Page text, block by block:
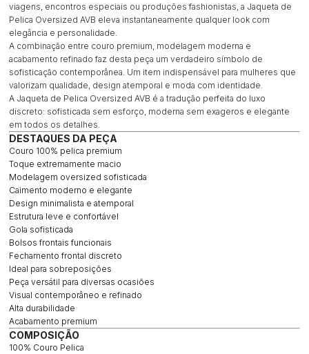
viagens, encontros especiais ou produções fashionistas, a Jaqueta de
Pelica Oversized AVB eleva instantaneamente qualquer look com
elegância e personalidade.
A combinação entre couro premium, modelagem moderna e
acabamento refinado faz desta peça um verdadeiro símbolo de
sofisticação contemporânea. Um item indispensável para mulheres que
valorizam qualidade, design atemporal e moda com identidade.
A Jaqueta de Pelica Oversized AVB é a tradução perfeita do luxo
discreto: sofisticada sem esforço, moderna sem exageros e elegante
em todos os detalhes.
DESTAQUES DA PEÇA
Couro 100% pelica premium
Toque extremamente macio
Modelagem oversized sofisticada
Caimento moderno e elegante
Design minimalista e atemporal
Estrutura leve e confortável
Gola sofisticada
Bolsos frontais funcionais
Fechamento frontal discreto
Ideal para sobreposições
Peça versátil para diversas ocasiões
Visual contemporâneo e refinado
Alta durabilidade
Acabamento premium
COMPOSIÇÃO
100% Couro Pelica